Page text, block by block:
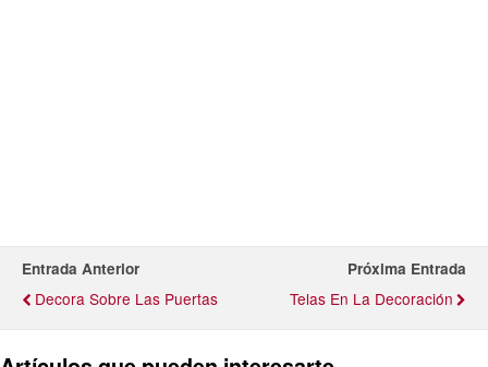
Entrada Anterior
Decora Sobre Las Puertas
Próxima Entrada
Telas En La Decoración